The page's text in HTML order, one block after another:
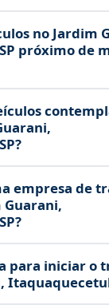
no Jardim
próximo de
empresa de
para iniciar o